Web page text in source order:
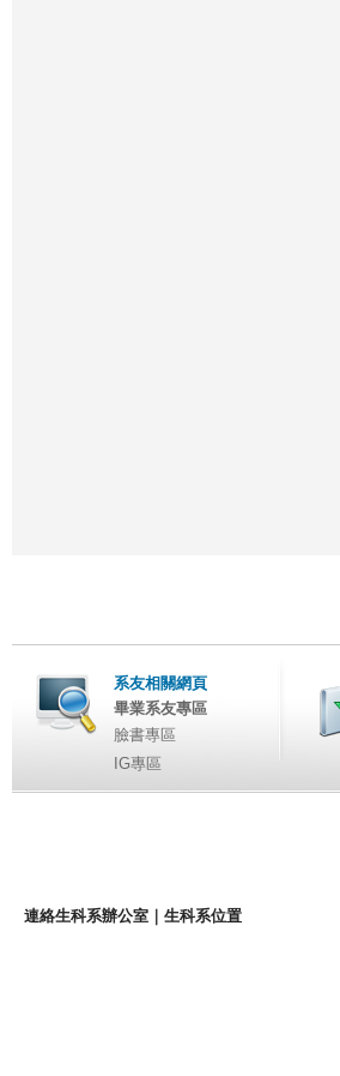
系友相關網頁
畢業系友專區
臉書專區
IG專區
連絡生科系辦公室 生科系位置